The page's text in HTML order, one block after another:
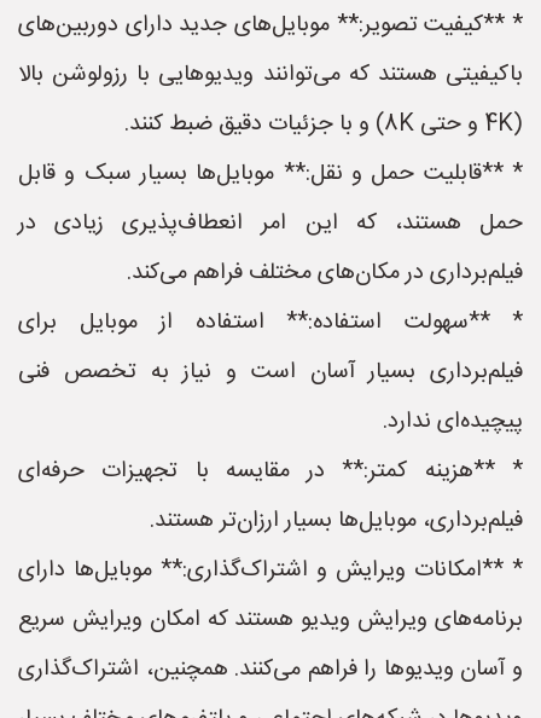
* **کیفیت تصویر:** موبایل‌های جدید دارای دوربین‌های
باکیفیتی هستند که می‌توانند ویدیوهایی با رزولوشن بالا
(4K و حتی 8K) و با جزئیات دقیق ضبط کنند.
* **قابلیت حمل و نقل:** موبایل‌ها بسیار سبک و قابل
حمل هستند، که این امر انعطاف‌پذیری زیادی در
فیلم‌برداری در مکان‌های مختلف فراهم می‌کند.
* **سهولت استفاده:** استفاده از موبایل برای
فیلم‌برداری بسیار آسان است و نیاز به تخصص فنی
پیچیده‌ای ندارد.
* **هزینه کمتر:** در مقایسه با تجهیزات حرفه‌ای
فیلم‌برداری، موبایل‌ها بسیار ارزان‌تر هستند.
* **امکانات ویرایش و اشتراک‌گذاری:** موبایل‌ها دارای
برنامه‌های ویرایش ویدیو هستند که امکان ویرایش سریع
و آسان ویدیوها را فراهم می‌کنند. همچنین، اشتراک‌گذاری